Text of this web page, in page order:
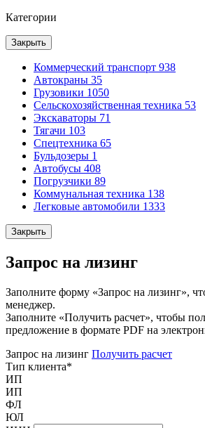
Категории
Закрыть
Коммерческий транспорт 938
Автокраны 35
Грузовики 1050
Сельскохозяйственная техника 53
Экскаваторы 71
Тягачи 103
Спецтехника 65
Бульдозеры 1
Автобусы 408
Погрузчики 89
Коммунальная техника 138
Легковые автомобили 1333
Закрыть
Запрос на лизинг
Заполните форму «Запрос на лизинг»,
менеджер.
Заполните «Получить расчет», чтобы
предложение в формате PDF на
Запрос на лизинг Получить расчет
Тип клиента*
ИП
ИП
ФЛ
ЮЛ